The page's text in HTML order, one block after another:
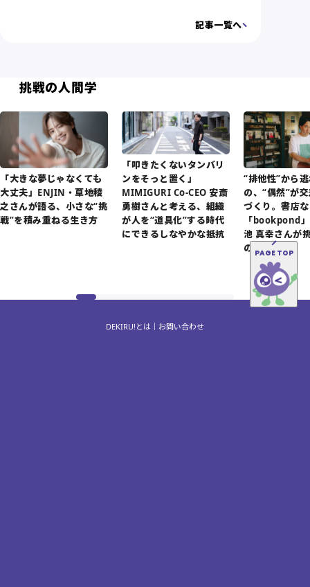
記事一覧へ
挑戦の人間学
「大きな夢じゃなくても
大丈夫」ENJIN・草地稜
之さんが語る、小さな“挑
戦”を積み重ねる生き方
「叩きたくないタンバリ
ンをそっと置く」
MIMIGURI Co-CEO 安斎
勇樹さんと考える、組織
が人を“道具化”する時代
にできるしなやかな抵抗
“排他性”から
の、“偶然”が
づくり。書店
「bookpond
池 真幸さんが
の編み方」
PAGE TOP
DEKIRU!とは お問い合わせ